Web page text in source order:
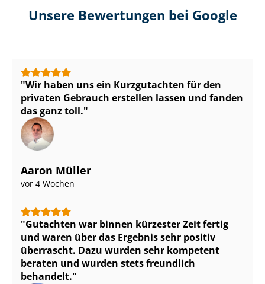
Unsere Bewertungen bei Google
Wir haben uns ein Kurzgutachten für den
privaten Gebrauch erstellen lassen und fanden
das ganz toll.
Aaron Müller
vor 4 Wochen
Gutachten war binnen kürzester Zeit fertig
und waren über das Ergebnis sehr positiv
überrascht. Dazu wurden sehr kompetent
beraten und wurden stets freundlich
behandelt.